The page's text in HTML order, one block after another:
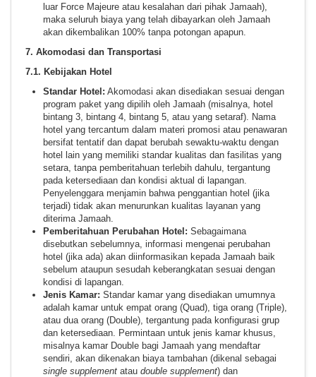
luar Force Majeure atau kesalahan dari pihak Jamaah),
maka seluruh biaya yang telah dibayarkan oleh Jamaah
akan dikembalikan 100% tanpa potongan apapun.
7. Akomodasi dan Transportasi
7.1. Kebijakan Hotel
Standar Hotel: Akomodasi akan disediakan sesuai dengan
program paket yang dipilih oleh Jamaah (misalnya, hotel
bintang 3, bintang 4, bintang 5, atau yang setaraf). Nama
hotel yang tercantum dalam materi promosi atau penawaran
bersifat tentatif dan dapat berubah sewaktu-waktu dengan
hotel lain yang memiliki standar kualitas dan fasilitas yang
setara, tanpa pemberitahuan terlebih dahulu, tergantung
pada ketersediaan dan kondisi aktual di lapangan.
Penyelenggara menjamin bahwa penggantian hotel (jika
terjadi) tidak akan menurunkan kualitas layanan yang
diterima Jamaah.
Pemberitahuan Perubahan Hotel: Sebagaimana
disebutkan sebelumnya, informasi mengenai perubahan
hotel (jika ada) akan diinformasikan kepada Jamaah baik
sebelum ataupun sesudah keberangkatan sesuai dengan
kondisi di lapangan.
Jenis Kamar: Standar kamar yang disediakan umumnya
adalah kamar untuk empat orang (Quad), tiga orang (Triple),
atau dua orang (Double), tergantung pada konfigurasi grup
dan ketersediaan. Permintaan untuk jenis kamar khusus,
misalnya kamar Double bagi Jamaah yang mendaftar
sendiri, akan dikenakan biaya tambahan (dikenal sebagai
single supplement atau double supplement) dan